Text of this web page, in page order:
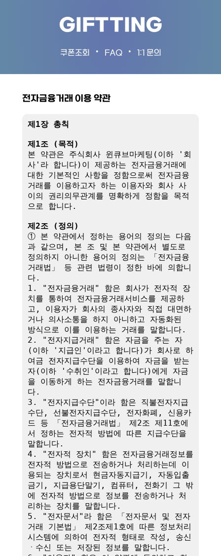
GIFTTING
쿠폰조회 • FAQ • 1:1 문의
전자금융거래 이용 약관
제1장 총칙
제1조 (목적)
본 약관은 주식회사 윈큐브마케팅(이하 '회
사'라 합니다)이 제공하는 전자금융거래에
대한 기본적인 사항을 정함으로써 전자금융
거래를 이용하고자 하는 이용자와 회사 사
이의 권리의무관계를 명확하게 정함을 목적
으로 합니다.
제2조 (정의)
① 본 약관에서 정하는 용어의 정의는 다음
과 같으며, 본 조 및 본 약관에서 별도로
정의하지 아니한 용어의 정의는 「전자금융
거래법」 등 관련 법령이 정한 바에 의합니
다.
1. "전자금융거래" 함은 회사가 전자적 장
치를 통하여 전자금융거래서비스를 제공하
고, 이용자가 회사의 종사자와 직접 대면하
거나 의사소통을 하지 아니하고 자동화된
방식으로 이를 이용하는 거래를 말합니다.
2. "전자지급거래" 함은 자금을 주는 자
(이하 '지급인'이라고 합니다)가 회사로 하
여금 전자지급수단을 이용하여 자금을 받는
자(이하 '수취인'이라고 합니다)에게 자금
을 이동하게 하는 전자금융거래를 말합니
다.
3. "전자지급수단"이라 함은 직불전자지급
수단, 선불전자지급수단, 전자화폐, 신용카
드 등 「전자금융거래법」 제2조 제11호에
서 정하는 전자적 방법에 따른 지급수단을
말합니다.
4. "전자적 장치" 함은 전자금융거래정보를
전자적 방법으로 전송하거나 처리하는데 이
용되는 장치로서 현금자동지급기, 자동입출
금기, 지급용단말기, 컴퓨터, 전화기 그 밖
에 전자적 방법으로 정보를 전송하거나 처
리하는 장치를 말합니다.
5. "전자문서"라 함은 「전자문서 및 전자
거래 기본법」 제2조제1호에 따른 정보처리
시스템에 의하여 전자적 형태로 작성, 송신
ㆍ수신 또는 저장된 정보를 말합니다.